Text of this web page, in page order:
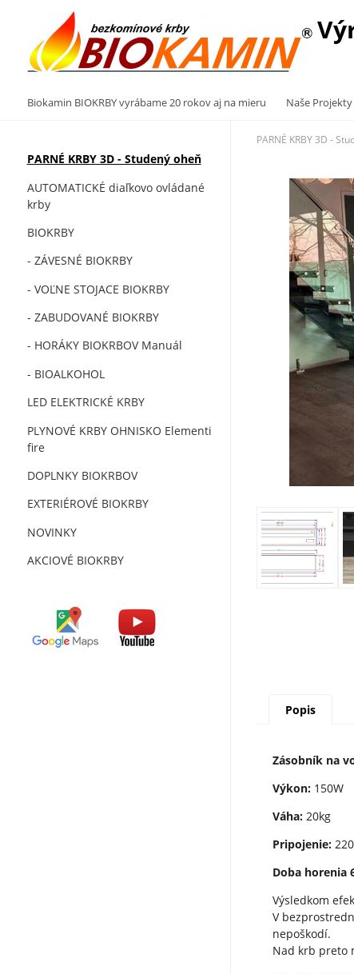
Biokamin BIOKRBY vyrábame 20 rokov aj na mieru Naše Projekty
PARNÉ KRBY 3D - Studený oheň
AUTOMATICKÉ diaľkovo ovládané
krby
BIOKRBY
- ZÁVESNÉ BIOKRBY
- VOĽNE STOJACE BIOKRBY
- ZABUDOVANÉ BIOKRBY
- HORÁKY BIOKRBOV Manuál
- BIOALKOHOL
LED ELEKTRICKÉ KRBY
PLYNOVÉ KRBY OHNISKO Elementi
fire
DOPLNKY BIOKRBOV
EXTERIÉROVÉ BIOKRBY
NOVINKY
AKCIOVÉ BIOKRBY
PARNÉ KRBY 3D -
Popis
Zásobník na
Výkon:150W
Váha:20kg
Pripojenie:
Doba horenia
Výsledkom
V
nepoškodí.
Nad krb preto